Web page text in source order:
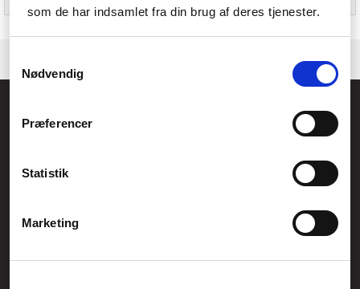
som de har indsamlet fra din brug af deres tjenester.
Nødvendig
Præferencer
Statistik
Marketing
CVR.: 26208637
Generelle henvendelser:
Service- og reklamationsafdelingen: